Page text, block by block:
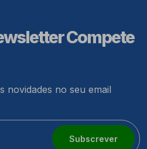
Compete
novidades no seu email
Subscrever